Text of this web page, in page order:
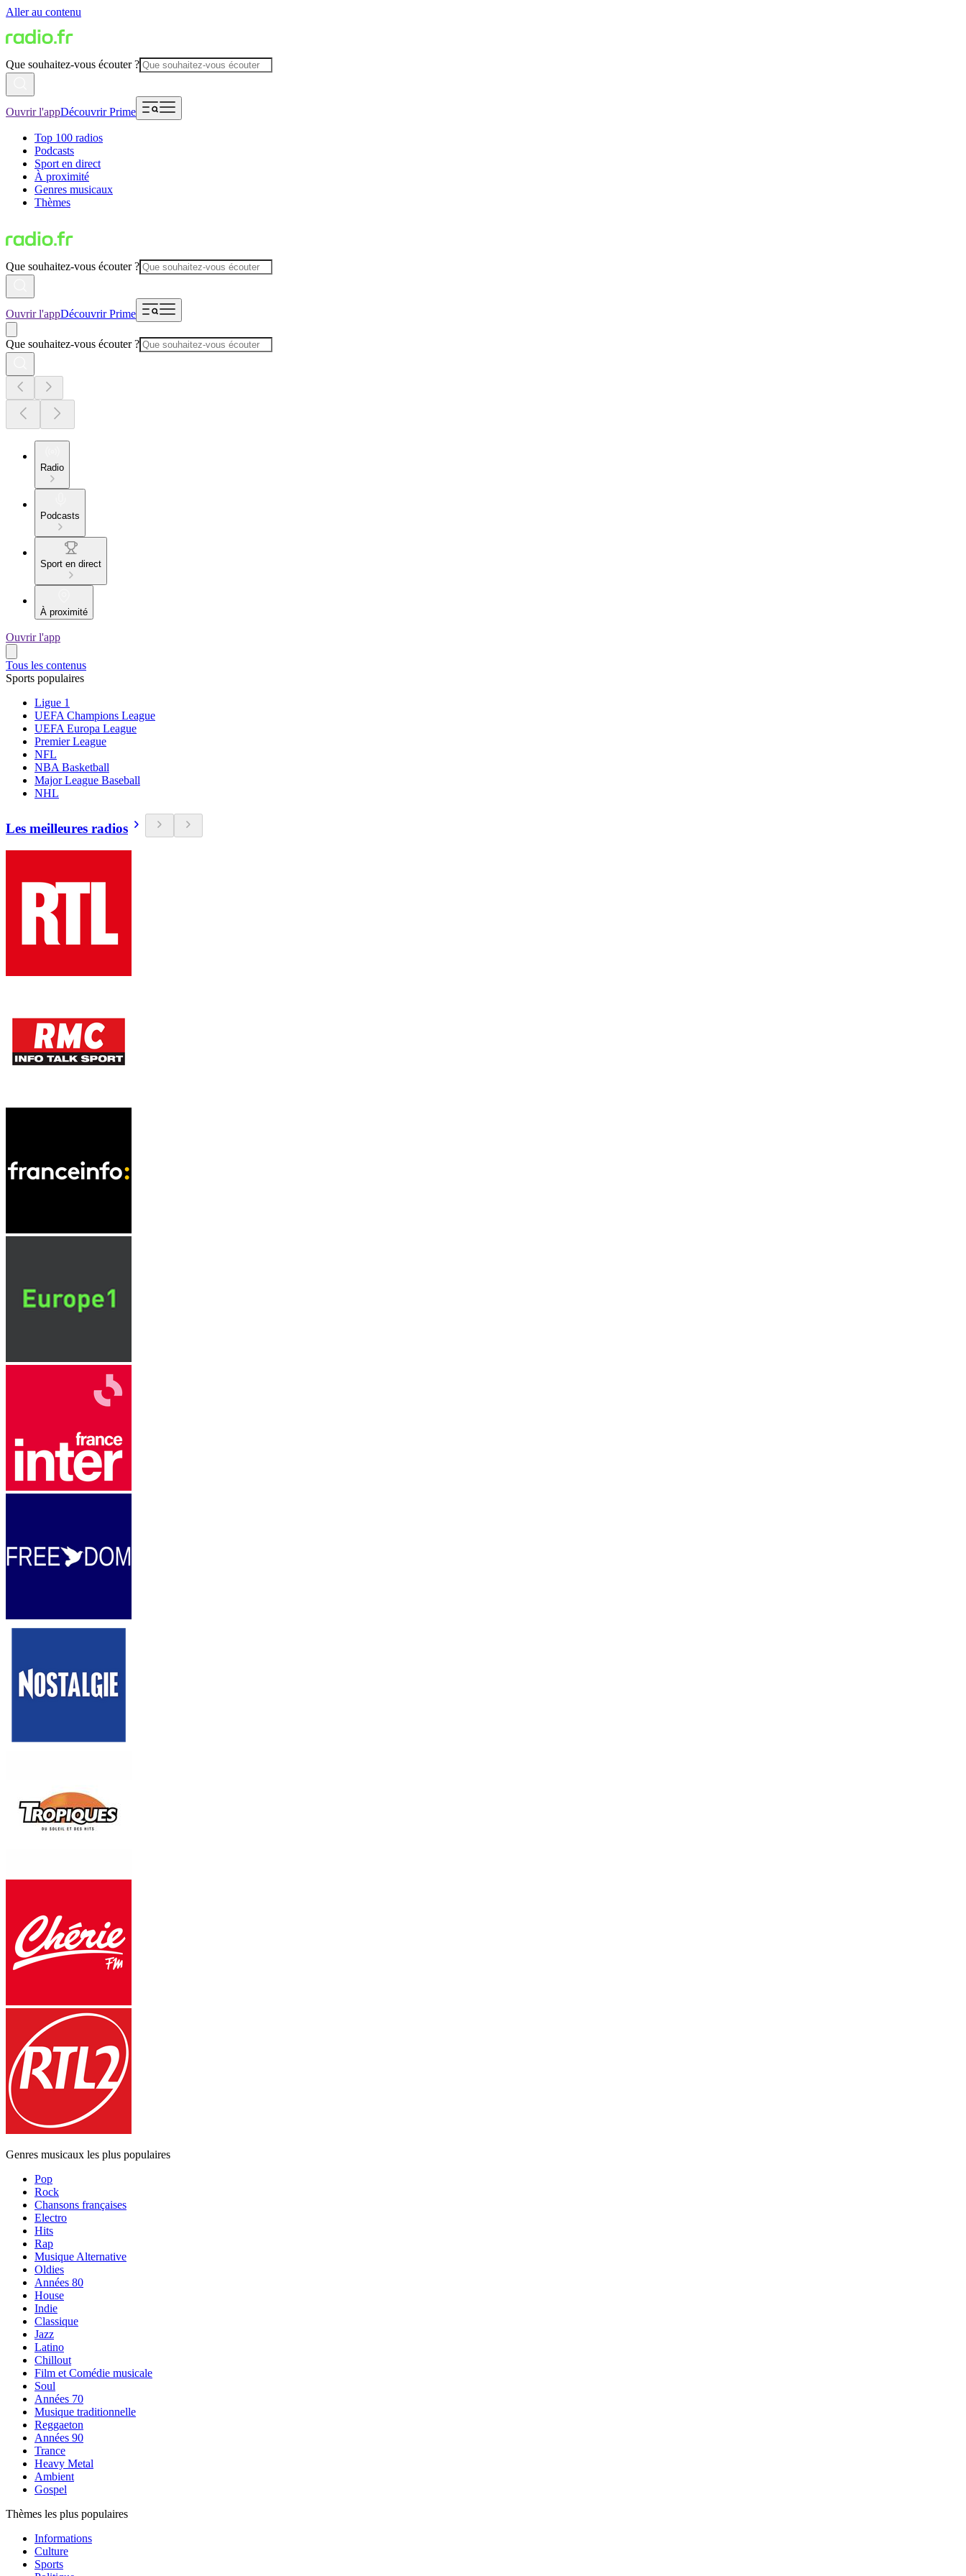
Aller au contenu
Que souhaitez-vous écouter ?
Ouvrir l'appDécouvrir Prime
Top 100 radios
Podcasts
Sport en direct
À proximité
Genres musicaux
Thèmes
Que souhaitez-vous écouter ?
Ouvrir l'appDécouvrir Prime
Que souhaitez-vous écouter ?
Radio
Podcasts
Sport en direct
À proximité
Ouvrir l'app
Tous les contenus
Sports populaires
Ligue 1
UEFA Champions League
UEFA Europa League
Premier League
NFL
NBA Basketball
Major League Baseball
NHL
Les meilleures radios
Genres musicaux les plus populaires
Pop
Rock
Chansons françaises
Electro
Hits
Rap
Musique Alternative
Oldies
Années 80
House
Indie
Classique
Jazz
Latino
Chillout
Film et Comédie musicale
Soul
Années 70
Musique traditionnelle
Reggaeton
Années 90
Trance
Heavy Metal
Ambient
Gospel
Thèmes les plus populaires
Informations
Culture
Sports